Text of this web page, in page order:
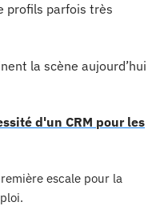
profils parfois très
la scène aujourd’hui
d'un CRM pour les
escale pour la